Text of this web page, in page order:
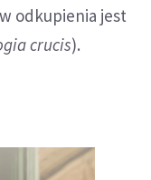
odkupienia jest
crucis).